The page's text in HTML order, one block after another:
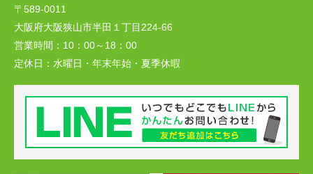
〒589-0011
大阪府大阪狭山市半田１丁目224-66
営業時間： 10：00～18：00
定休日： 水曜日・年末年始・夏季休暇